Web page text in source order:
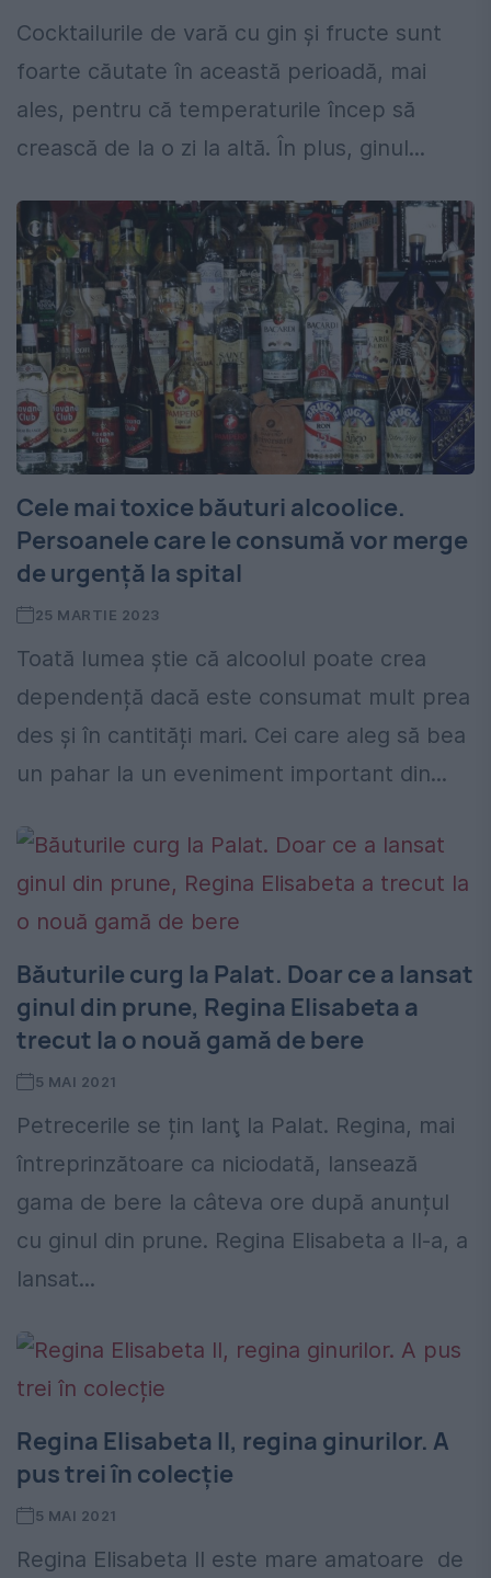
Cocktailurile de vară cu gin și fructe sunt
foarte căutate în această perioadă, mai
ales, pentru că temperaturile încep să
crească de la o zi la altă. În plus, ginul...
Cele mai toxice băuturi alcoolice.
Persoanele care le consumă vor merge
de urgență la spital
25 MARTIE 2023
Toată lumea știe că alcoolul poate crea
dependență dacă este consumat mult prea
des și în cantități mari. Cei care aleg să bea
un pahar la un eveniment important din...
Băuturile curg la Palat. Doar ce a lansat
ginul din prune, Regina Elisabeta a
trecut la o nouă gamă de bere
5 MAI 2021
Petrecerile se țin lanţ la Palat. Regina, mai
întreprinzătoare ca niciodată, lansează
gama de bere la câteva ore după anunțul
cu ginul din prune. Regina Elisabeta a II-a, a
lansat...
Regina Elisabeta II, regina ginurilor. A
pus trei în colecție
5 MAI 2021
Regina Elisabeta II este mare amatoare de